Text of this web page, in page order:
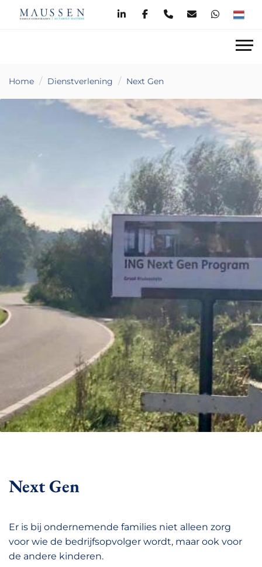
Home Dienstverlening Next Gen
Next Gen
Er is bij ondernemende families niet alleen zorg
voor wie de bedrijfsopvolger wordt, maar ook voor
de andere kinderen.